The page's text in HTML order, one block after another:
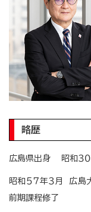
略歴
広島県出身 昭和３０年
昭和５７年３月 広
前期課程修了